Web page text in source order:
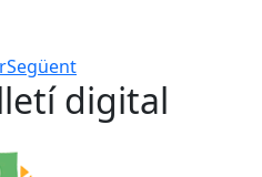
Següent
digital